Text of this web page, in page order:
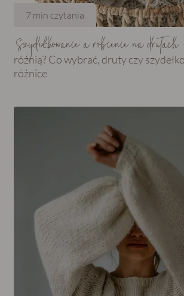
7 min czytania
Szydełkowanie a robienie na drutach
różnią? Co wybrać, druty czy
różnice